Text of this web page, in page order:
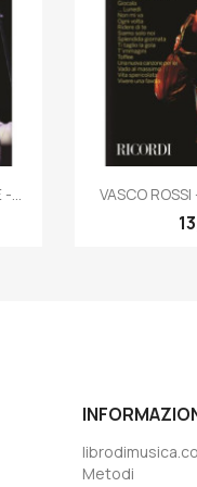
-... 
VASCO
Metodi